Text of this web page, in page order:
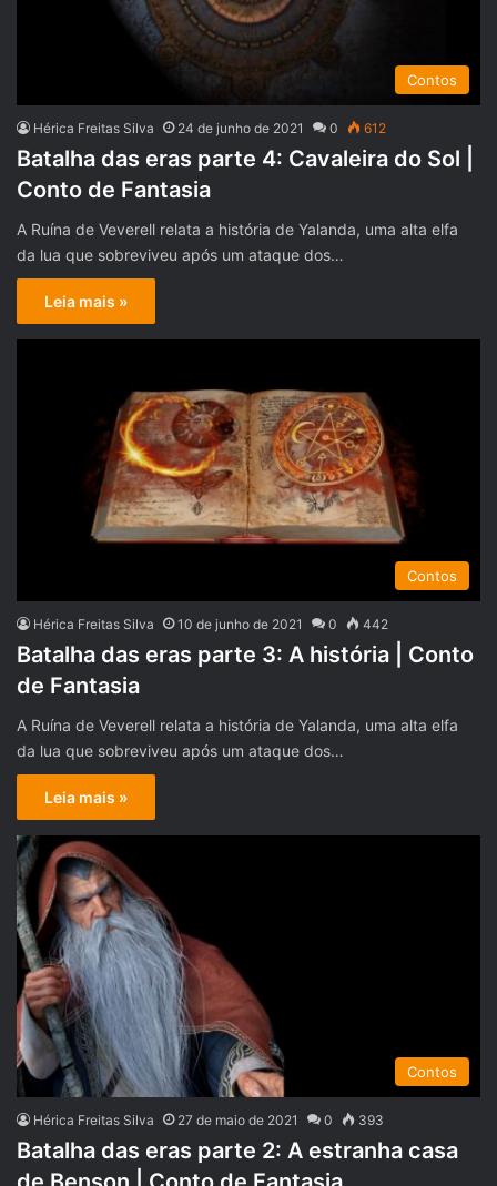
Contos
Hérica Freitas Silva 24 de junho de 2021 0 612
Batalha das eras parte 4: Cavaleira do Sol |
Conto de Fantasia
A Ruína de Veverell relata a história de Yalanda, uma alta elfa
da lua que sobreviveu após um ataque dos…
Leia mais »
Contos
Hérica Freitas Silva 10 de junho de 2021 0 442
Batalha das eras parte 3: A história | Conto
de Fantasia
A Ruína de Veverell relata a história de Yalanda, uma alta elfa
da lua que sobreviveu após um ataque dos…
Leia mais »
Contos
Hérica Freitas Silva 27 de maio de 2021 0 393
Batalha das eras parte 2: A estranha casa